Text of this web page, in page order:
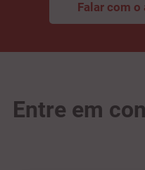
Falar com
Entre em